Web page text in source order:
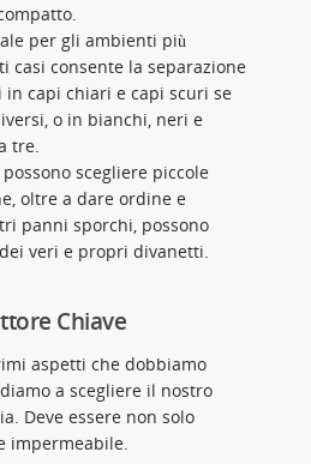
per gli ambienti più
casi consente la separazione
capi chiari e capi scuri se
o in bianchi, neri e
tre.
scegliere piccole
oltre a dare ordine e
panni sporchi, possono
veri e propri divanetti.
Chiave
aspetti che dobbiamo
a scegliere il nostro
Deve essere non solo
impermeabile.